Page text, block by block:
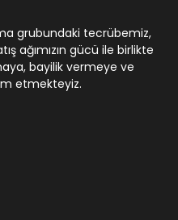
grubundaki tecrübemiz,
ağımızın gücü ile birlikte
bayilik vermeye ve
etmekteyiz.